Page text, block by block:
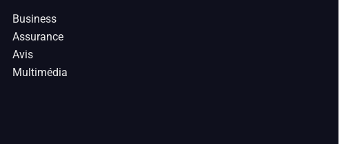
Business
Assurance
Avis
Multimédia